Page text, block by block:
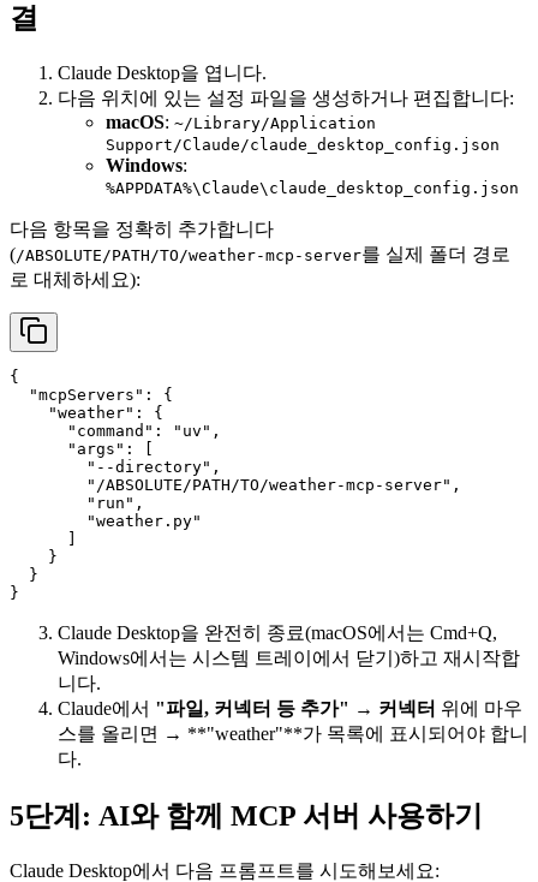
결
Claude Desktop을 엽니다.
다음 위치에 있는 설정 파일을 생성하거나 편집합니다:
macOS: ~/Library/Application
Support/Claude/claude_desktop_config.json
Windows:
%APPDATA%\Claude\claude_desktop_config.json
다음 항목을 정확히 추가합니다
(/ABSOLUTE/PATH/TO/weather-mcp-server를 실제 폴더 경로
로 대체하세요):
{
  "mcpServers": {
    "weather": {
      "command": "uv",
      "args": [
        "--directory",
        "/ABSOLUTE/PATH/TO/weather-mcp-server",
        "run",
        "weather.py"
      ]
    }
  }
Claude Desktop을 완전히 종료(macOS에서는 Cmd+Q,
Windows에서는 시스템 트레이에서 닫기)하고 재시작합
니다.
Claude에서 "파일, 커넥터 등 추가" → 커넥터 위에 마우
스를 올리면 → **"weather"**가 목록에 표시되어야 합니
다.
5단계: AI와 함께 MCP 서버 사용하기
Claude Desktop에서 다음 프롬프트를 시도해보세요: